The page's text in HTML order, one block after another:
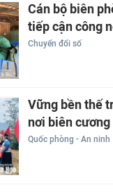
Cán bộ biên
tiếp cận công
Chuyển đổi số
Vững bền thế
nơi biên cương
Quốc phòng - An ninh